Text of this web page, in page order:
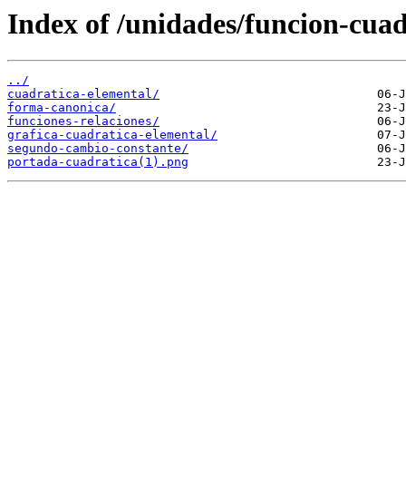
Index of /unidades/funcion-
../
cuadratica-elemental/
forma-canonica/
funciones-relaciones/
grafica-cuadratica-elemental/
segundo-cambio-constante/
portada-cuadratica(1).png